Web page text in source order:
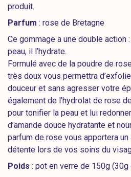
produit.
Parfum : rose de Bretagne
Ce gommage a une double action
peau, il l’hydrate.
Formulé avec de la poudre de
très doux vous permettra
douceur et sans agresser votre
également de l’hydrolat de rose
pour tonifier la peau et lui
d’amande douce hydratante et
parfum de rose vous apportera
détente lors de vos soins du
Poids : pot en verre de 150g